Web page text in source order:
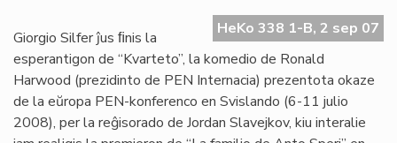
HeKo 338 1-B, 2 sep 07
Giorgio Silfer ĵus ﬁnis la
esperantigon de “Kvarteto”, la komedio de Ronald
Harwood (prezidinto de PEN Internacia) prezentota okaze
de la eŭropa PEN-konferenco en Svislando (6-11 julio
2008), per la reĝisorado de Jordan Slavejkov, kiu interalie